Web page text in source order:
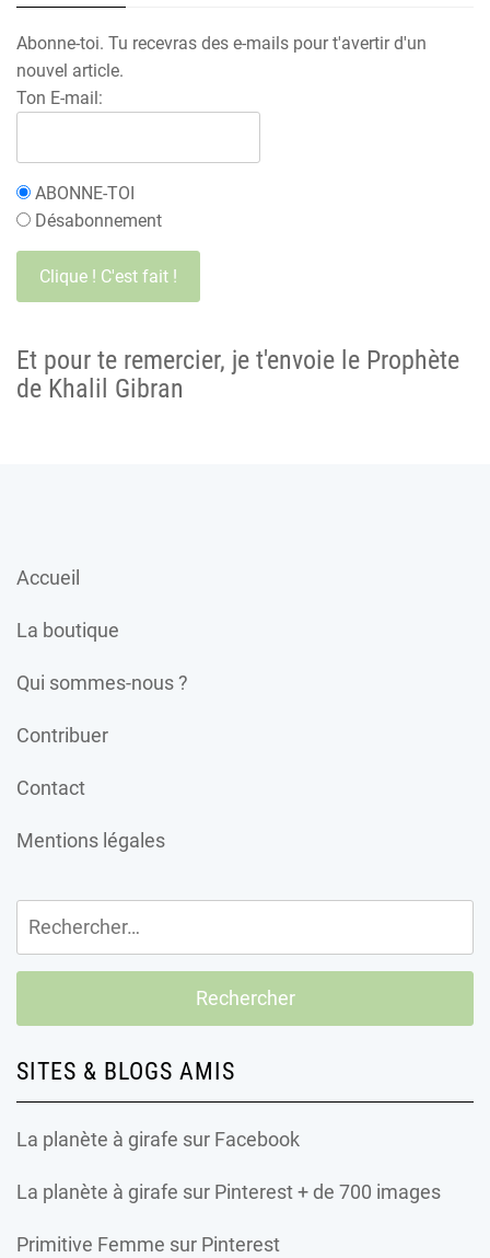
Abonne-toi. Tu recevras des e-mails pour t'avertir d'un
nouvel article.
Ton E-mail:
ABONNE-TOI
Désabonnement
Et pour te remercier, je t'envoie le Prophète
de Khalil Gibran
Accueil
La boutique
Qui sommes-nous ?
Contribuer
Contact
Mentions légales
Rechercher :
SITES & BLOGS AMIS
La planète à girafe sur Facebook
La planète à girafe sur Pinterest + de 700 images
Primitive Femme sur Pinterest